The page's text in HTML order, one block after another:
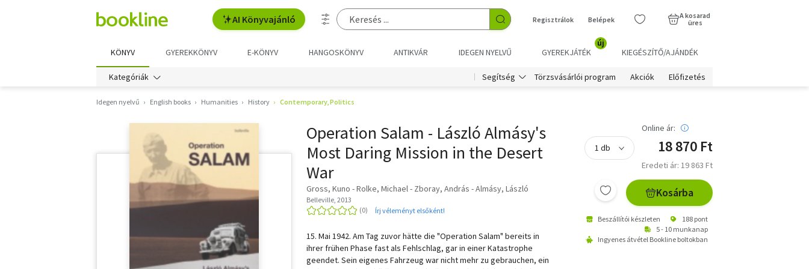
AI Könyvajánló Regisztrálok Belépek
A kosarad
üres
KÖNYV GYEREKKÖNYV E-KÖNYV HANGOSKÖNYV ANTIKVÁR IDEGEN NYELVŰ GYEREKJÁTÉK
új
KIEGÉSZÍTŐ/AJÁNDÉK
Kategóriák Segítség Törzsvásárlói program Akciók Előfizetés
Idegen nyelvű English books Humanities History Contemporary, Politics
Operation Salam - László Almásy's
Most Daring Mission in the Desert
War
Gross, Kuno - Rolke, Michael - Zboray, András - Almásy, László
Belleville, 2013
Írj véleményt elsőként!
15. Mai 1942. Am Tag zuvor hätte die "Operation Salam" bereits in
ihrer frühen Phase fast als Fehlschlag, gar in einer Katastrophe
geendet. Sein eigenes Fahrzeug war nicht mehr zu gebrauchen, ein
Online ár:
18 870 Ft
Eredeti ár: 19 863 Ft
Kosárba
Beszállítói készleten
188 pont
5 - 10 munkanap
Ingyenes átvétel Bookline boltokban